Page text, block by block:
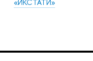
«ИКСТАТИ»